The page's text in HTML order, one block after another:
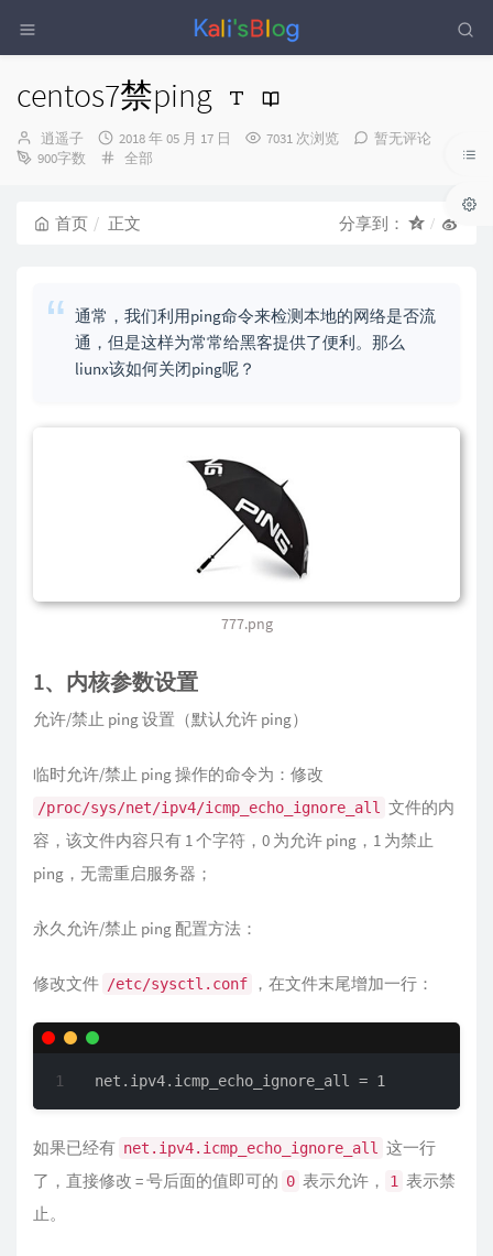
centos7禁ping
博
主：
逍遥子
发
布
2018 年 05 月 17 日 7031 次浏览
暂无评论
900字数
分
全部
首页 正文 分享到：
通常，我们利用ping命令来检测本地的网络是否流
通，但是这样为常常给黑客提供了便利。那么
liunx该如何关闭ping呢？
777.png
1、内核参数设置
允许/禁止 ping 设置（默认允许 ping）
临时允许/禁止 ping 操作的命令为：修改
/proc/sys/net/ipv4/icmp_echo_ignore_all 文件的内
容，该文件内容只有 1 个字符，0 为允许 ping，1 为禁止
ping，无需重启服务器；
永久允许/禁止 ping 配置方法：
修改文件 /etc/sysctl.conf ，在文件末尾增加一行：
net.ipv4.icmp_echo_ignore_all = 1
如果已经有 net.ipv4.icmp_echo_ignore_all
这一行
了，直接修改 = 号后面的值即可的 0 表示允许， 1 表示禁
止。